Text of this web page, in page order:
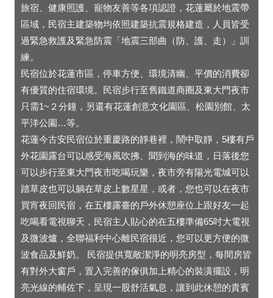
旅宿、健康照護、寵物友善等各項認證，花蓮屬於地震帶
區域，民宿主建築物均依照建築抗震規格建造，人員皆受
過緊急救護及緊急防震「地震三部曲（防、護、走）」訓
練。
民宿位於花蓮市區，停車方便、環境清幽、平價的消費卻
有優質的住宿環境。民宿步行至舊鐵道商圈及東大門夜市
只需1~２分鐘，另還有花蓮創意文化園區、松園別館、太
平洋公園…等。
花蓮今古安民宿位於重慶路的靜巷裡，鬧中取靜，5樓有戶
外花園露台可以感受海風吹拂、聞到海的味道，日落後您
可以步行至東大門夜市吃喝玩樂，夜市旁有陽光電城可以
踏草皮也可以躺在草皮上數星星，或者，您也可以在夜市
買宵夜回民宿，在五樓露臺的戶外休憩座位上跟好友一起
吃喝看電視聊天，民宿主人貼心的在五樓準備65吋大電視
及微波爐，全聯福利中心離民宿很近，您可以更方便的微
波食品及鮮奶。 民宿提供寬敞潔淨的明亮房型，每間房皆
有對外大窗戶，置入完善的傢俱加上精心的裝潢擺設，明
亮光線的輔佐下，呈現一股舒活氣息，讓到此休憩的貴賓